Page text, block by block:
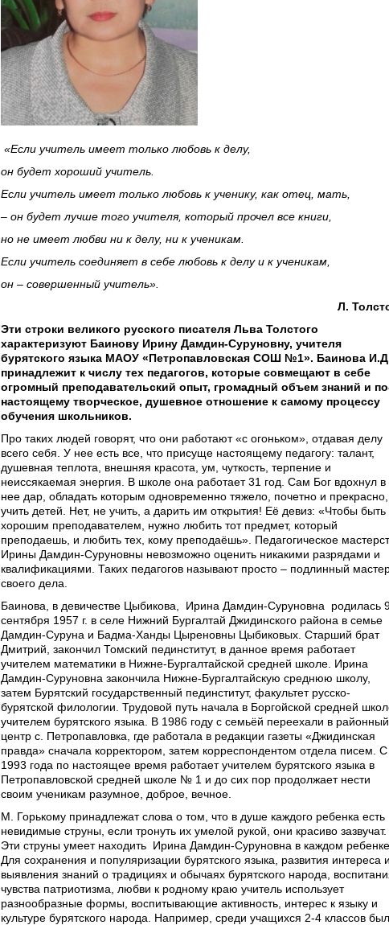
«Если учитель имеет только любовь к делу,
он будет хороший учитель.
Если учитель имеет только любовь к ученику, как отец, мать,
– он будет лучше того учителя, который прочел все книги,
но не имеет любви ни к делу, ни к ученикам.
Если учитель соединяет в себе любовь к делу и к ученикам,
он – совершенный учитель».
Л.
Эти строки великого русского писателя Льва Толстого
характеризуют Баинову Ирину Дамдин-Суруновну, учителя
бурятского языка МАОУ «Петропавловская СОШ №1». Баинова
принадлежит к числу тех педагогов, которые совмещают в себе
огромный преподавательский опыт, громадный объем знаний и
настоящему творческое, душевное отношение к самому процессу
обучения школьников.
Про таких людей говорят, что они работают «с огоньком», отдавая делу
всего себя. У нее есть все, что присуще настоящему педагогу: талант,
душевная теплота, внешняя красота, ум, чуткость, терпение и
неиссякаемая энергия. В школе она работает 31 год. Сам Бог вдохнул в
нее дар, обладать которым одновременно тяжело, почетно и
учить детей. Нет, не учить, а дарить им открытия! Её девиз: «Чтобы быть
хорошим преподавателем, нужно любить тот предмет, который
преподаешь, и любить тех, кому преподаёшь». Педагогическое
Ирины Дамдин-Суруновны невозможно оценить никакими разрядами и
квалификациями. Таких педагогов называют просто – подлинный
своего дела.
Баинова, в девичестве Цыбикова, Ирина Дамдин-Суруновна родилась
сентября 1957 г. в селе Нижний Бургалтай Джидинского района в семье
Дамдин-Суруна и Бадма-Ханды Цыреновны Цыбиковых. Старший брат
Дмитрий, закончил Томский пединститут, в данное время работает
учителем математики в Нижне-Бургалтайской средней школе. Ирина
Дамдин-Суруновна закончила Нижне-Бургалтайскую среднюю школу,
затем Бурятский государственный пединститут, факультет русско-
бурятской филологии. Трудовой путь начала в Боргойской средней
учителем бурятского языка. В 1986 году с семьёй переехали в районный
центр с. Петропавловка, где работала в редакции газеты «Джидинская
правда» сначала корректором, затем корреспондентом отдела писем. С
1993 года по настоящее время работает учителем бурятского языка в
Петропавловской средней школе № 1 и до сих пор продолжает нести
своим ученикам разумное, доброе, вечное.
М. Горькому принадлежат слова о том, что в душе каждого ребенка есть
невидимые струны, если тронуть их умелой рукой, они красиво зазвучат.
Эти струны умеет находить Ирина Дамдин-Суруновна в каждом ребенке.
Для сохранения и популяризации бурятского языка, развития интереса и
выявления знаний о традициях и обычаях бурятского народа,
чувства патриотизма, любви к родному краю учитель использует
разнообразные формы, воспитывающие активность, интерес к языку и
культуре бурятского народа. Например, среди учащихся 2-4 классов был